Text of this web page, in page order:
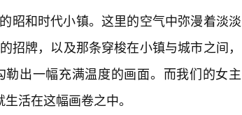
昭和时代小镇。这里的空气中弥漫着淡淡
牌，以及那条穿梭在小镇与城市之间，
出一幅充满温度的画面。而我们的女主
活在这幅画卷之中。